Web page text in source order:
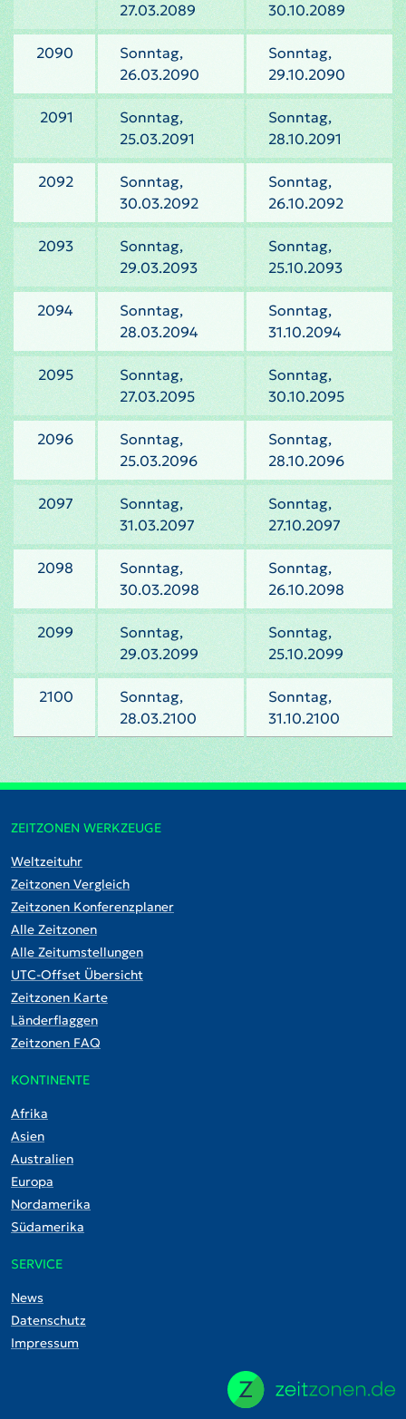
27.03.2089
30.10.2089
2090
Sonntag,
26.03.2090
Sonntag,
29.10.2090
2091
Sonntag,
25.03.2091
Sonntag,
28.10.2091
2092
Sonntag,
30.03.2092
Sonntag,
26.10.2092
2093
Sonntag,
29.03.2093
Sonntag,
25.10.2093
2094
Sonntag,
28.03.2094
Sonntag,
31.10.2094
2095
Sonntag,
27.03.2095
Sonntag,
30.10.2095
2096
Sonntag,
25.03.2096
Sonntag,
28.10.2096
2097
Sonntag,
31.03.2097
Sonntag,
27.10.2097
2098
Sonntag,
30.03.2098
Sonntag,
26.10.2098
2099
Sonntag,
29.03.2099
Sonntag,
25.10.2099
2100
Sonntag,
28.03.2100
Sonntag,
31.10.2100
ZEITZONEN WERKZEUGE
Weltzeituhr
Zeitzonen Vergleich
Zeitzonen Konferenzplaner
Alle Zeitzonen
Alle Zeitumstellungen
UTC-Offset Übersicht
Zeitzonen Karte
Länderflaggen
Zeitzonen FAQ
KONTINENTE
Afrika
Asien
Australien
Europa
Nordamerika
Südamerika
SERVICE
News
Datenschutz
Impressum